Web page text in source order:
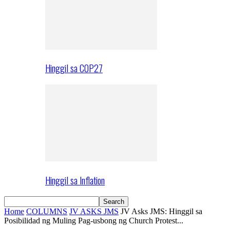
Hinggil sa COP27
Hinggil sa Inflation
Home COLUMNS JV ASKS JMS JV Asks JMS: Hinggil sa
Posibilidad ng Muling Pag-usbong ng Church Protest...